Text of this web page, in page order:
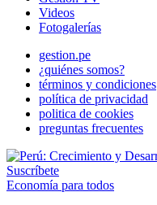
Videos
Fotogalerías
gestion.pe
¿quiénes somos?
términos y condiciones
política de privacidad
politica de cookies
preguntas frecuentes
Suscríbete
Economía para todos